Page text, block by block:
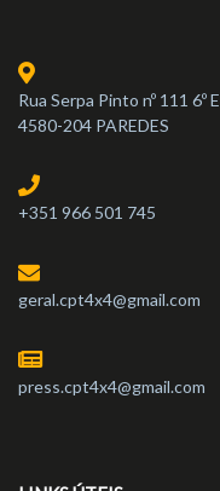
Rua Serpa Pinto nº 111 6º E
4580-204 PAREDES
+351 966 501 745
geral.cpt4x4@gmail.com
press.cpt4x4@gmail.com